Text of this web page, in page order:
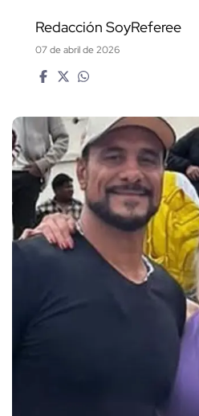
Redacción SoyReferee
07 de abril de 2026